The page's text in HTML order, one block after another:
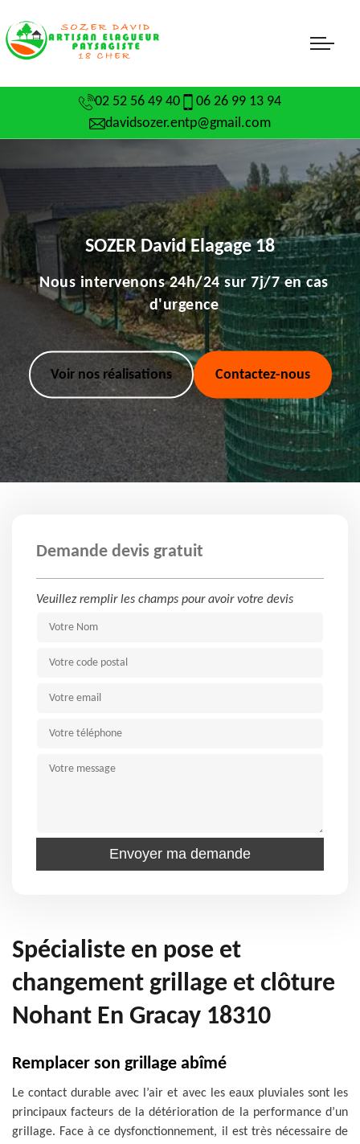
02 52 56 49 40
06 26 99 13 94
davidsozer.entp@gmail.com
SOZER David Elagage 18
Nous intervenons 24h/24 sur 7j/7 en cas
d'urgence
Voir nos réalisations Contactez-nous
Demande devis gratuit
Veuillez remplir les champs pour avoir votre devis
Spécialiste en pose et
changement grillage et clôture
Nohant En Gracay 18310
Remplacer son grillage abîmé
Le contact durable avec l’air et avec les eaux pluviales sont les
principaux facteurs de la détérioration de la performance d’un
grillage. Face à ce dysfonctionnement, il est très nécessaire de